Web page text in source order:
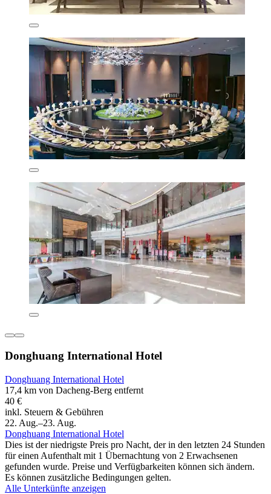
Donghuang International Hotel
Donghuang International Hotel
17,4 km von Dacheng-Berg entfernt
40 €
inkl. Steuern & Gebühren
22. Aug.–23. Aug.
Donghuang International Hotel
Dies ist der niedrigste Preis pro Nacht, der in den letzten 24 Stunden
für einen Aufenthalt mit 1 Übernachtung von 2 Erwachsenen
gefunden wurde. Preise und Verfügbarkeiten können sich ändern.
Es können zusätzliche Bedingungen gelten.
Alle Unterkünfte anzeigen